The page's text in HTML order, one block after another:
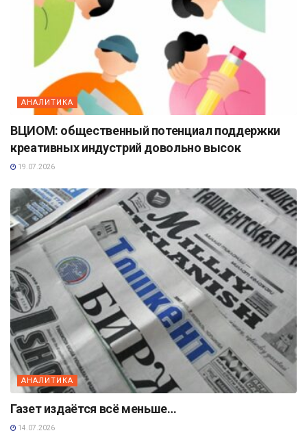
АНАЛИТИКА
ВЦИОМ: общественный потенциал поддержки
креативных индустрий довольно высок
19.07.2026
АНАЛИТИКА
Газет издаётся всё меньше…
14.07.2026